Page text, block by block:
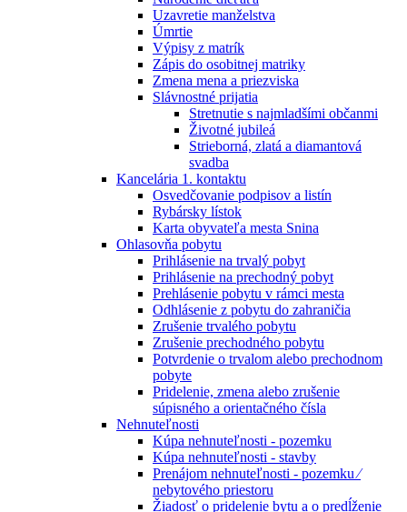
Uzavretie manželstva
Úmrtie
Výpisy z matrík
Zápis do osobitnej matriky
Zmena mena a priezviska
Slávnostné prijatia
Stretnutie s najmladšími občanmi
Životné jubileá
Strieborná, zlatá a diamantová
svadba
Kancelária 1. kontaktu
Osvedčovanie podpisov a listín
Rybársky lístok
Karta obyvateľa mesta Snina
Ohlasovňa pobytu
Prihlásenie na trvalý pobyt
Prihlásenie na prechodný pobyt
Prehlásenie pobytu v rámci mesta
Odhlásenie z pobytu do zahraničia
Zrušenie trvalého pobytu
Zrušenie prechodného pobytu
Potvrdenie o trvalom alebo prechodnom
pobyte
Pridelenie, zmena alebo zrušenie
súpisného a orientačného čísla
Nehnuteľnosti
Kúpa nehnuteľnosti - pozemku
Kúpa nehnuteľnosti - stavby
Prenájom nehnuteľnosti - pozemku ⁄
nebytového priestoru
Žiadosť o pridelenie bytu a o predĺženie